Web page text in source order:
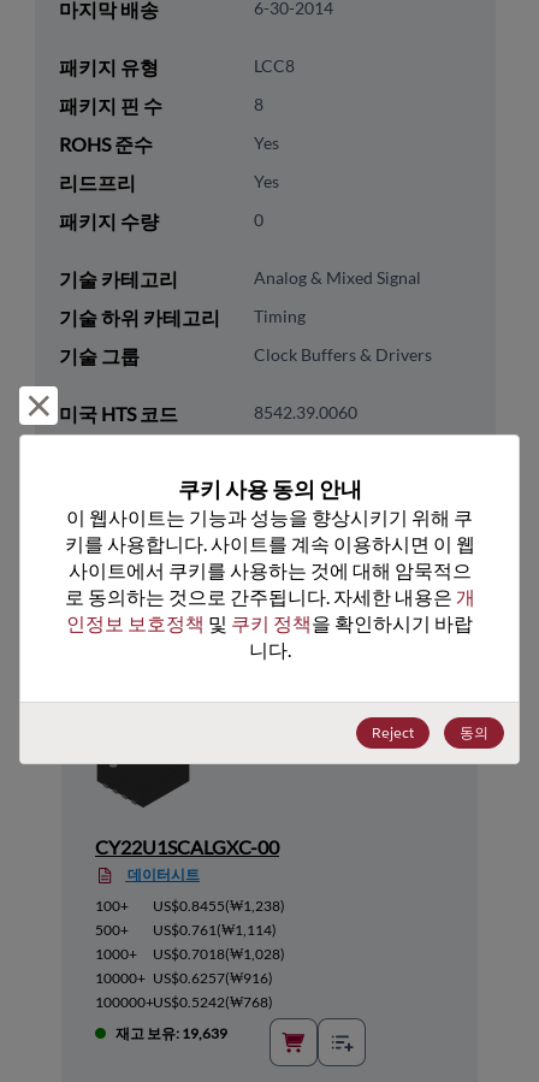
마지막 배송 6-30-2014
패키지 유형 LCC8
패키지 핀 수 8
ROHS 준수 Yes
리드프리 Yes
패키지 수량 0
기술 카테고리 Analog & Mixed Signal
기술 하위 카테고리 Timing
기술 그룹 Clock Buffers & Drivers
미국 HTS 코드 8542.39.0060
추천 대체 제품
CY22U1SCALGXC-00
데이터시트
100+
US$0.8455(₩1,238)
500+
US$0.761(₩1,114)
1000+
US$0.7018(₩1,028)
10000+ US$0.6257(₩916)
100000+US$0.5242(₩768)
재고 보유: 19,639
거부 및 닫기
쿠키 사용 동의 안내
이 웹사이트는 기능과 성능을 향상시키기 위해 쿠
키를 사용합니다. 사이트를 계속 이용하시면 이 웹
사이트에서 쿠키를 사용하는 것에 대해 암묵적으
로 동의하는 것으로 간주됩니다. 자세한 내용은 개
인정보 보호정책 및 쿠키 정책을 확인하시기 바랍
니다.
Reject 동의